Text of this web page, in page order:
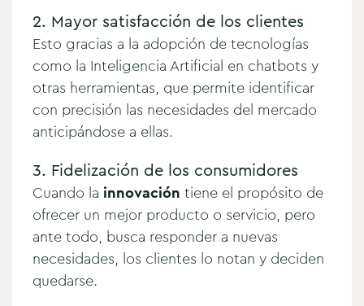
2. Mayor satisfacción de los clientes
Esto gracias a la adopción de tecnologías
como la Inteligencia Artificial en chatbots y
otras herramientas, que permite identificar
con precisión las necesidades del mercado
anticipándose a ellas.
3. Fidelización de los consumidores
Cuando la innovación tiene el propósito de
ofrecer un mejor producto o servicio, pero
ante todo, busca responder a nuevas
necesidades, los clientes lo notan y deciden
quedarse.